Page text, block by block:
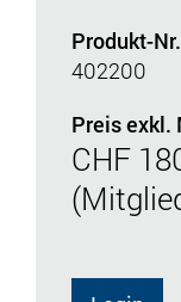
Produkt-
402200
Preis exkl.
CHF